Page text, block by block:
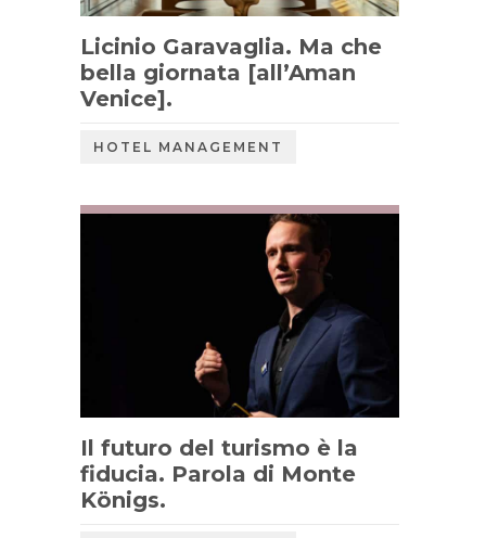
Licinio Garavaglia. Ma che
bella giornata [all’Aman
Venice].
HOTEL MANAGEMENT
Il futuro del turismo è la
fiducia. Parola di Monte
Königs.